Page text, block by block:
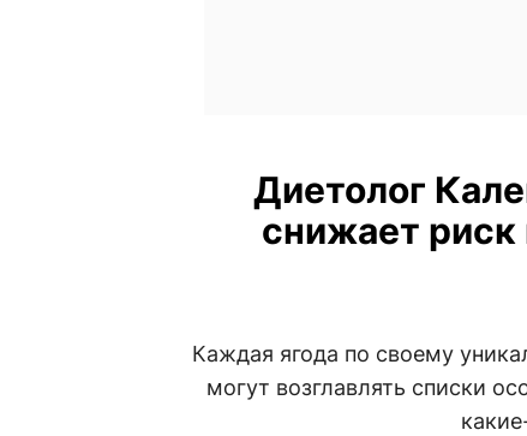
Диетолог
снижает риск
Каждая ягода по своему
могут возглавлять списки